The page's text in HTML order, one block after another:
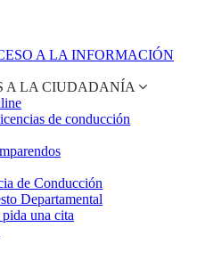
A LA INFORMACIÓN
A LA CIUDADANÍA
de conducción
de Conducción
Departamental
una cita